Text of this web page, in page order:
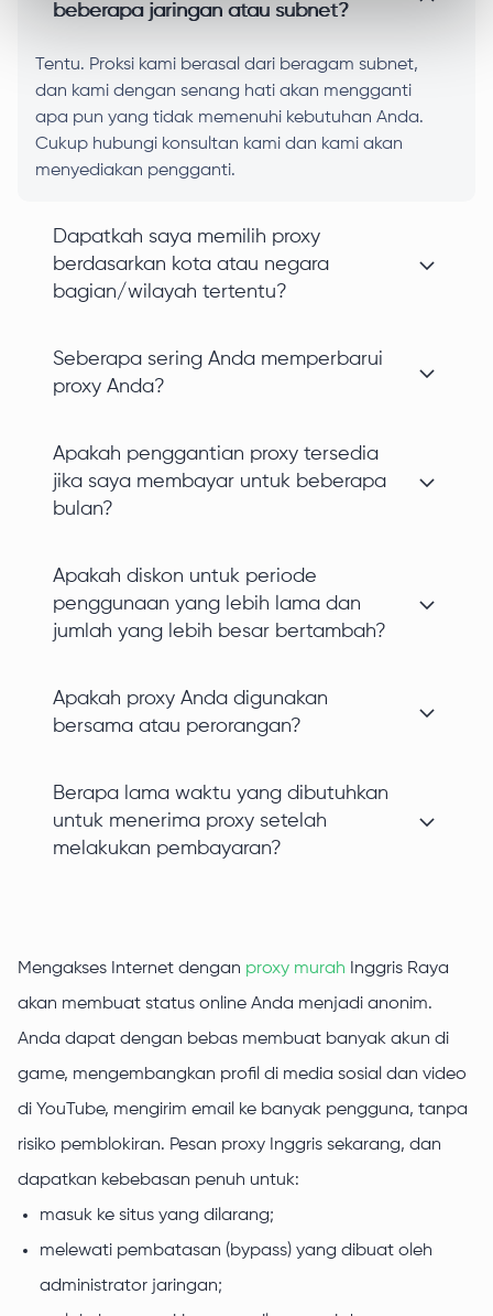
beberapa jaringan atau subnet?
Tentu. Proksi kami berasal dari beragam subnet,
dan kami dengan senang hati akan mengganti
apa pun yang tidak memenuhi kebutuhan Anda.
Cukup hubungi konsultan kami dan kami akan
menyediakan pengganti.
Dapatkah saya memilih proxy
berdasarkan kota atau negara
bagian/wilayah tertentu?
Seberapa sering Anda memperbarui
proxy Anda?
Apakah penggantian proxy tersedia
jika saya membayar untuk beberapa
bulan?
Apakah diskon untuk periode
penggunaan yang lebih lama dan
jumlah yang lebih besar bertambah?
Apakah proxy Anda digunakan
bersama atau perorangan?
Berapa lama waktu yang dibutuhkan
untuk menerima proxy setelah
melakukan pembayaran?
Mengakses Internet dengan proxy murah Inggris Raya
akan membuat status online Anda menjadi anonim.
Anda dapat dengan bebas membuat banyak akun di
game, mengembangkan profil di media sosial dan video
di YouTube, mengirim email ke banyak pengguna, tanpa
risiko pemblokiran. Pesan proxy Inggris sekarang, dan
dapatkan kebebasan penuh untuk:
masuk ke situs yang dilarang;
melewati pembatasan (bypass) yang dibuat oleh
administrator jaringan;